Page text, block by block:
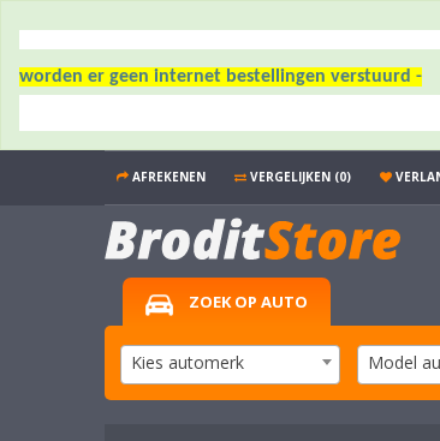
worden er geen internet bestellingen verstuurd -
AFREKENEN VERGELIJKEN (0)
ZOEK OP AUTO
Kies automerk Model